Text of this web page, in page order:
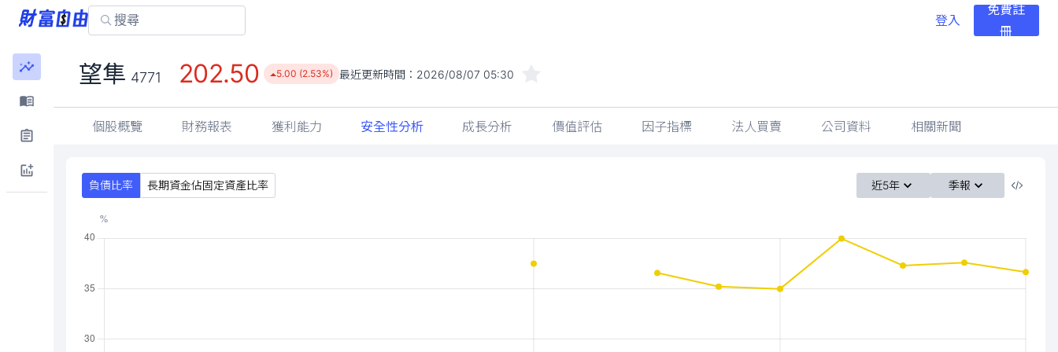
登入
免費註
冊
望隼 4771 202.50 5.00 (2.53%) 最近更新時間： 2026/08/07 05:30
個股概覽 財務報表 獲利能力 安全性分析 成長分析 價值評估 因子指標 法人買賣 公司資料 相關新聞
負債比率 長期資金佔固定資產比率 近5年 季報